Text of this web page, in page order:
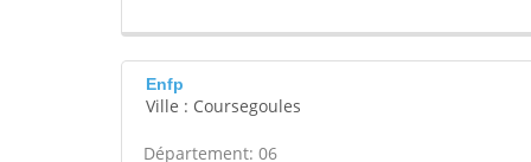
Enfp
Ville : Coursegoules
Département: 06